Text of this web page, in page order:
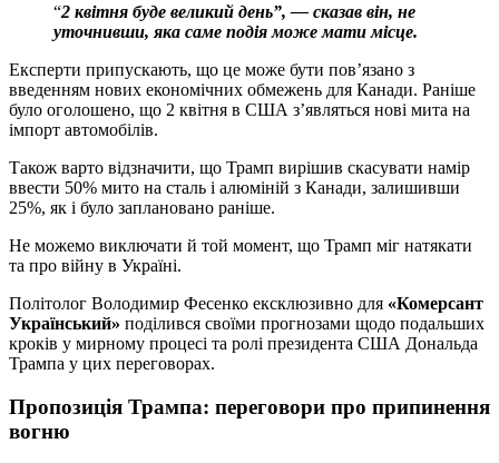
“2 квітня буде великий день”, — сказав він, не
уточнивши, яка саме подія може мати місце.
Експерти припускають, що це може бути пов’язано з
введенням нових економічних обмежень для Канади. Раніше
було оголошено, що 2 квітня в США з’являться нові мита на
імпорт автомобілів.
Також варто відзначити, що Трамп вирішив скасувати намір
ввести 50% мито на сталь і алюміній з Канади, залишивши
25%, як і було заплановано раніше.
Не можемо виключати й той момент, що Трамп міг натякати
та про війну в Україні.
Політолог Володимир Фесенко ексклюзивно для «Комерсант
Український» поділився своїми прогнозами щодо подальших
кроків у мирному процесі та ролі президента США Дональда
Трампа у цих переговорах.
Пропозиція Трампа: переговори про припинення
вогню